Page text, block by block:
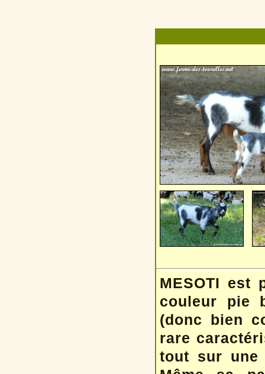
MESOTI est
couleur pie
(donc bien
rare
tout sur une